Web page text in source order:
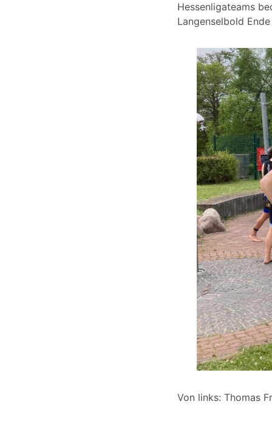
Hessenligateams
Langenselbold
Von links: Thomas